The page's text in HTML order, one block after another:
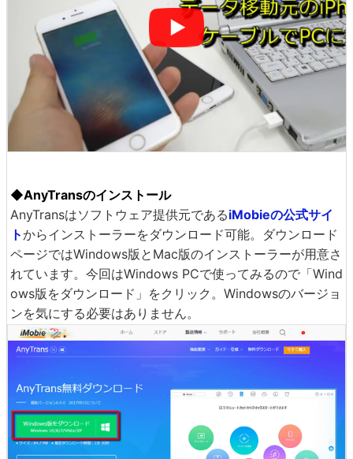
◆AnyTransのインストール
AnyTransはソフトウェア提供元であるiMobieの公式サイ
トからインストーラーをダウンロード可能。ダウンロード
ページではWindows版とMac版のインストーラーが用意さ
れています。今回はWindows PCで使ってみるので「Wind
ows版をダウンロード」をクリック。Windowsのバージョ
ンを気にする必要はありません。